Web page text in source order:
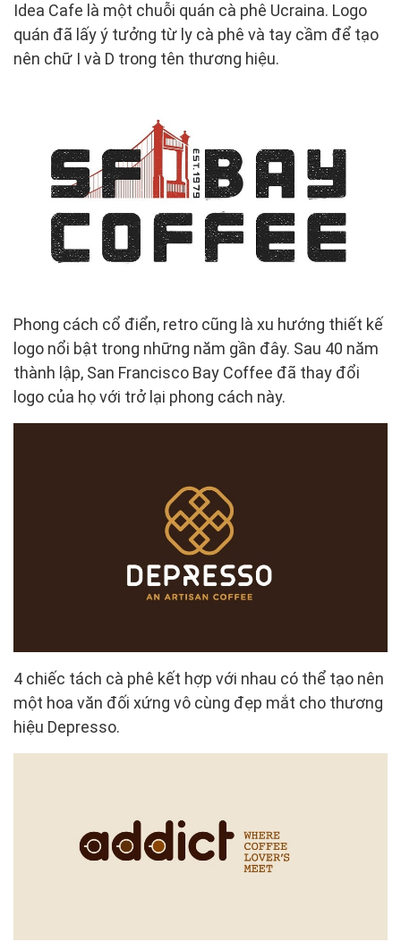
Idea Cafe là một chuỗi quán cà phê Ucraina. Logo
quán đã lấy ý tưởng từ ly cà phê và tay cầm để tạo
nên chữ I và D trong tên thương hiệu.
Phong cách cổ điển, retro cũng là xu hướng thiết kế
logo nổi bật trong những năm gần đây. Sau 40 năm
thành lập, San Francisco Bay Coffee đã thay đổi
logo của họ với trở lại phong cách này.
4 chiếc tách cà phê kết hợp với nhau có thể tạo nên
một hoa văn đối xứng vô cùng đẹp mắt cho thương
hiệu Depresso.